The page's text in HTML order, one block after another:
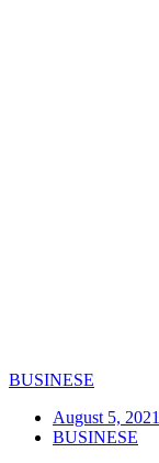
BUSINESE
August 5, 2021
BUSINESE